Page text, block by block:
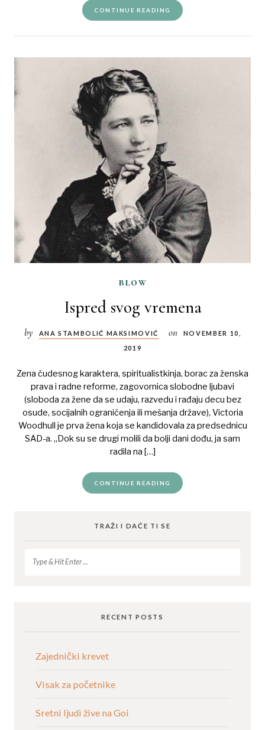
CONTINUE READING
blow
Ispred svog vremena
by ANA STAMBOLIĆ MAKSIMOVIĆ on
NOVEMBER 10,
2019
Zena čudesnog karaktera, spiritualistkinja, borac za ženska
prava i radne reforme, zagovornica slobodne ljubavi
(sloboda za žene da se udaju, razvedu i rađaju decu bez
osude, socijalnih ograničenja ili mešanja države), Victoria
Woodhull je prva žena koja se kandidovala za predsednicu
SAD-a. „Dok su se drugi molili da bolji dani dođu, ja sam
radila na […]
CONTINUE READING
TRAŽI I DAĆE TI SE
RECENT POSTS
Zajednički krevet
Visak za početnike
Sretni ljudi žive na Goi